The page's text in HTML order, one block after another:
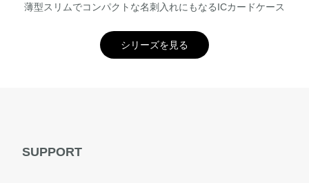
薄型スリムでコンパクトな名刺入れにもなるICカードケース
シリーズを見る
SUPPORT